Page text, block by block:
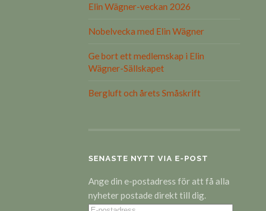
Elin Wägner-veckan 2026
Nobelvecka med Elin Wägner
Ge bort ett medlemskap i Elin
Wägner-Sällskapet
Bergluft och årets Småskrift
SENASTE NYTT VIA E-POST
Ange din e-postadress för att få alla
nyheter postade direkt till dig.
E-